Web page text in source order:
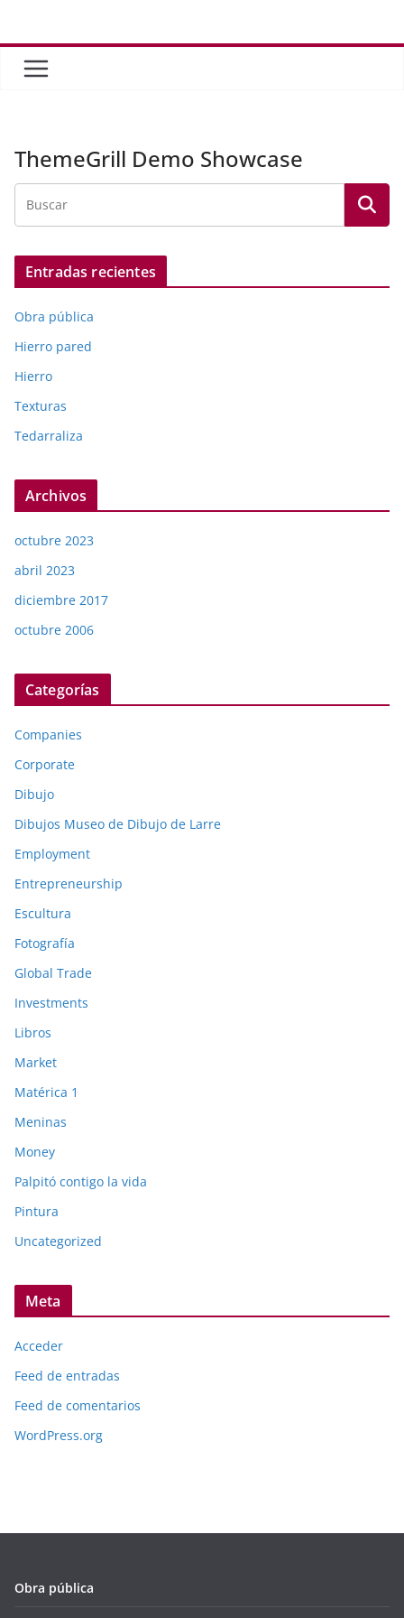
contenido
ThemeGrill Demo Showcase
Entradas recientes
Obra pública
Hierro pared
Hierro
Texturas
Tedarraliza
Archivos
octubre 2023
abril 2023
diciembre 2017
octubre 2006
Categorías
Companies
Corporate
Dibujo
Dibujos Museo de Dibujo de Larre
Employment
Entrepreneurship
Escultura
Fotografía
Global Trade
Investments
Libros
Market
Matérica 1
Meninas
Money
Palpitó contigo la vida
Pintura
Uncategorized
Meta
Acceder
Feed de entradas
Feed de comentarios
WordPress.org
Obra pública